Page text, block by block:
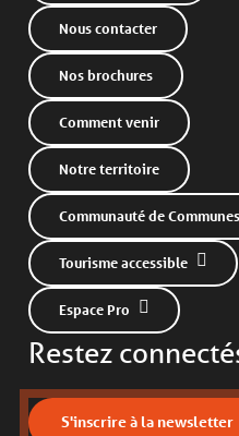
Nous contacter
Nos brochures
Comment venir
Notre territoire
Communauté de
Tourisme accessible
Espace Pro
Restez
S'inscrire à la newsletter